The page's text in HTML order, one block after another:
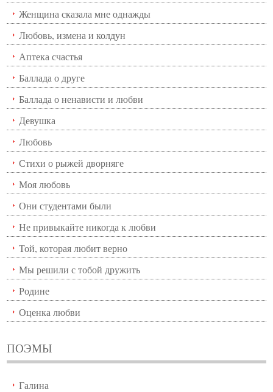
Женщина сказала мне однажды
Любовь, измена и колдун
Аптека счастья
Баллада о друге
Баллада о ненависти и любви
Девушка
Любовь
Стихи о рыжей дворняге
Моя любовь
Они студентами были
Не привыкайте никогда к любви
Той, которая любит верно
Мы решили с тобой дружить
Родине
Оценка любви
ПОЭМЫ
Галина